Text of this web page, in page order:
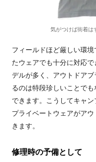
気がつけば街着は
フィールドほど厳しい環
たウェアでも十分に対応
デルが多く、アウトドア
るのは特段珍しいことで
できます。こうしてキャ
プライベートウェアがア
きます。
修理時の予備として